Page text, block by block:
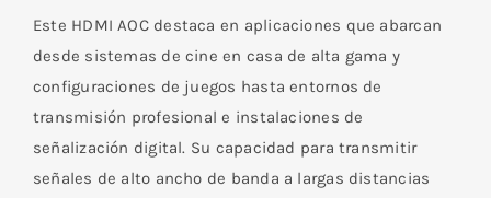
Este HDMI AOC destaca en aplicaciones que abarcan
desde sistemas de cine en casa de alta gama y
configuraciones de juegos hasta entornos de
transmisión profesional e instalaciones de
señalización digital. Su capacidad para transmitir
señales de alto ancho de banda a largas distancias